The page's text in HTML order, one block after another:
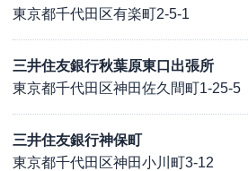
東京都千代田区有楽町2-5-1
三井住友銀行秋葉原東口出張所
東京都千代田区神田佐久間町1-25-5
三井住友銀行神保町
東京都千代田区神田小川町3-12